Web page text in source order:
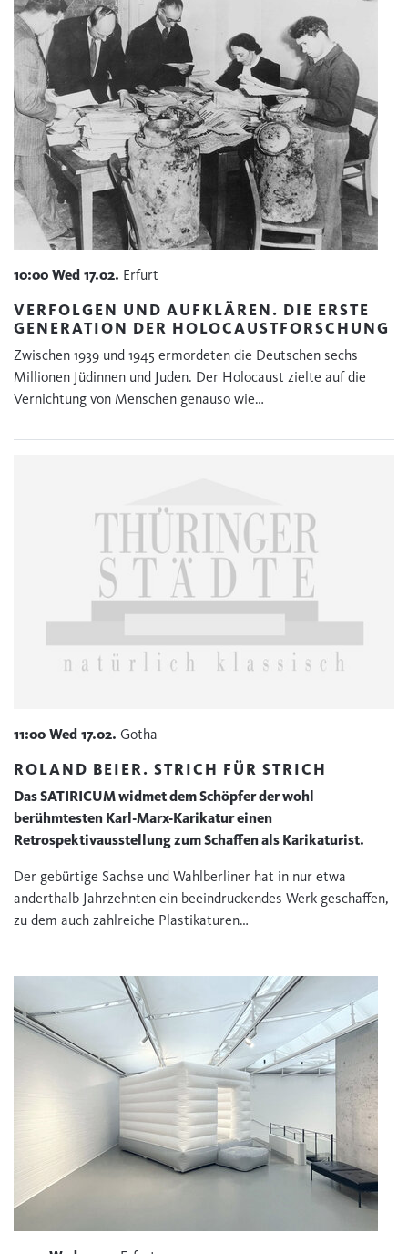
10:00 Wed 17.02. Erfurt
VERFOLGEN UND AUFKLÄREN. DIE ERSTE
GENERATION DER HOLOCAUSTFORSCHUNG
Zwischen 1939 und 1945 ermordeten die Deutschen sechs
Millionen Jüdinnen und Juden. Der Holocaust zielte auf die
Vernichtung von Menschen genauso wie…
11:00 Wed 17.02. Gotha
ROLAND BEIER. STRICH FÜR STRICH
Das SATIRICUM widmet dem Schöpfer der wohl
berühmtesten Karl-Marx-Karikatur einen
Retrospektivausstellung zum Schaffen als Karikaturist.
Der gebürtige Sachse und Wahlberliner hat in nur etwa
anderthalb Jahrzehnten ein beeindruckendes Werk geschaffen,
zu dem auch zahlreiche Plastikaturen…